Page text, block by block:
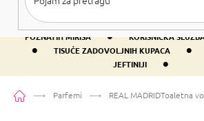
BESPLATNA DOSTAVA IZNAD PRIBLIŽNO 37 €
POZNATIH MIRISA
• KORISNIČKA
• TISUĆE ZADOVOLJNIH KUPACA •
JEFTINIJI
•
PočetnaParfemi REAL MADRIDToaletna